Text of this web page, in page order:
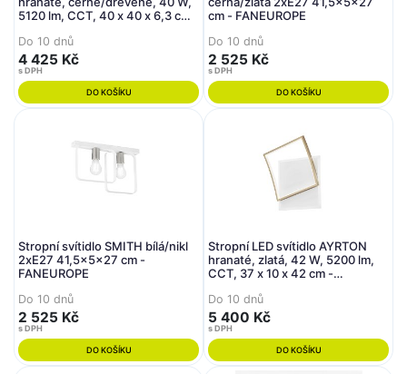
5120 lm, CCT, 40 x 40 x 6,3 cm -
Do 10 dnů
4 425 Kč
s DPH
DO KOŠÍKU
cm - FANEUROPE
Do 10 dnů
2 525 Kč
s DPH
DO KOŠÍKU
Stropní svítidlo SMITH bílá/nikl
2xE27 41,5x5x27 cm -
FANEUROPE
Do 10 dnů
2 525 Kč
s DPH
DO KOŠÍKU
Stropní LED svítidlo AYRTON
hranaté, zlatá, 42 W, 5200 lm,
CCT, 37 x 10 x 42 cm -
Do 10 dnů
5 400 Kč
s DPH
DO KOŠÍKU